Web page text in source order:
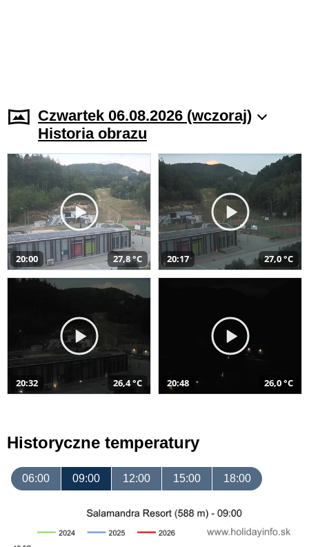
Czwartek 06.08.2026 (wczoraj)
Historia obrazu
20:00 27,8 °C 20:17 27,0 °C
20:32 26,4 °C 20:48 26,0 °C
Historyczne temperatury
06:00 09:00 12:00 15:00 18:00